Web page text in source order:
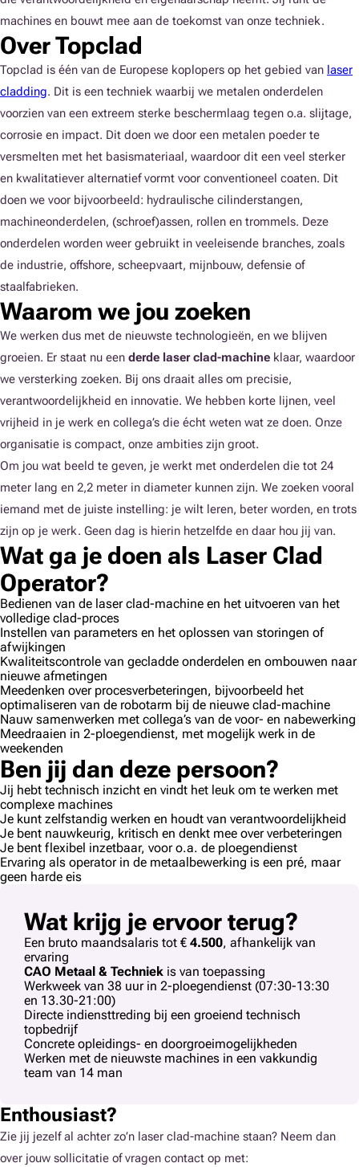
machines en bouwt mee aan de toekomst van onze techniek.
Over Topclad
Topclad is één van de Europese koplopers op het gebied van laser
cladding. Dit is een techniek waarbij we metalen onderdelen
voorzien van een extreem sterke beschermlaag tegen o.a. slijtage,
corrosie en impact. Dit doen we door een metalen poeder te
versmelten met het basismateriaal, waardoor dit een veel sterker
en kwalitatiever alternatief vormt voor conventioneel coaten. Dit
doen we voor bijvoorbeeld: hydraulische cilinderstangen,
machineonderdelen, (schroef)assen, rollen en trommels. Deze
onderdelen worden weer gebruikt in veeleisende branches, zoals
de industrie, offshore, scheepvaart, mijnbouw, defensie of
staalfabrieken.
Waarom we jou zoeken
We werken dus met de nieuwste technologieën, en we blijven
groeien. Er staat nu een derde laser clad-machine klaar, waardoor
we versterking zoeken. Bij ons draait alles om precisie,
verantwoordelijkheid en innovatie. We hebben korte lijnen, veel
vrijheid in je werk en collega’s die écht weten wat ze doen. Onze
organisatie is compact, onze ambities zijn groot.
Om jou wat beeld te geven, je werkt met onderdelen die tot 24
meter lang en 2,2 meter in diameter kunnen zijn. We zoeken vooral
iemand met de juiste instelling: je wilt leren, beter worden, en trots
zijn op je werk. Geen dag is hierin hetzelfde en daar hou jij van.
Wat ga je doen als Laser Clad
Operator?
Bedienen van de laser clad-machine en het uitvoeren van het
volledige clad-proces
Instellen van parameters en het oplossen van storingen of
afwijkingen
Kwaliteitscontrole van gecladde onderdelen en ombouwen naar
nieuwe afmetingen
Meedenken over procesverbeteringen, bijvoorbeeld het
optimaliseren van de robotarm bij de nieuwe clad-machine
Nauw samenwerken met collega’s van de voor- en nabewerking
Meedraaien in 2-ploegendienst, met mogelijk werk in de
weekenden
Ben jij dan deze persoon?
Jij hebt technisch inzicht en vindt het leuk om te werken met
complexe machines
Je kunt zelfstandig werken en houdt van verantwoordelijkheid
Je bent nauwkeurig, kritisch en denkt mee over verbeteringen
Je bent flexibel inzetbaar, voor o.a. de ploegendienst
Ervaring als operator in de metaalbewerking is een pré, maar
geen harde eis
Wat krijg je ervoor terug?
Een bruto maandsalaris tot € 4.500, afhankelijk van
ervaring
CAO Metaal & Techniek is van toepassing
Werkweek van 38 uur in 2-ploegendienst (07:30-13:30
en 13.30-21:00)
Directe indiensttreding bij een groeiend technisch
topbedrijf
Concrete opleidings- en doorgroeimogelijkheden
Werken met de nieuwste machines in een vakkundig
team van 14 man
Enthousiast?
Zie jij jezelf al achter zo’n laser clad-machine staan? Neem dan
over jouw sollicitatie of vragen contact op met: